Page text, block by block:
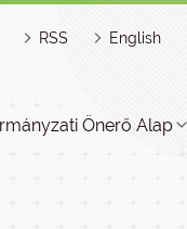
RSS English
Önerő Alap